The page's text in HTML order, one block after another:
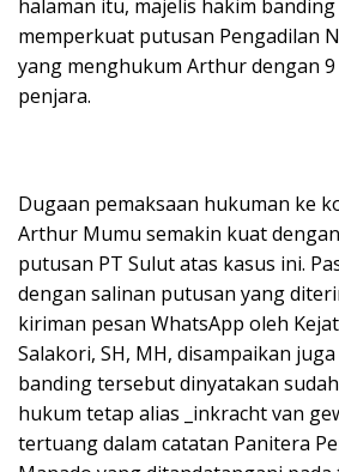
halaman itu, majelis hakim
memperkuat putusan Pengadilan
yang menghukum Arthur dengan
penjara.
Dugaan pemaksaan hukuman ke
Arthur Mumu semakin kuat
putusan PT Sulut atas kasus ini.
dengan salinan putusan yang
kiriman pesan WhatsApp oleh
Salakori, SH, MH, disampaikan
banding tersebut dinyatakan
hukum tetap alias _inkracht van
tertuang dalam catatan Panitera